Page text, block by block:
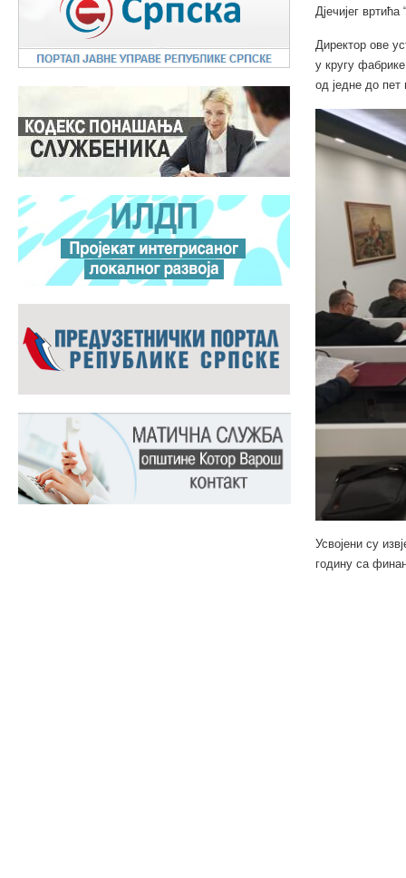
Дјечијег
Директор ове
у кругу
од једне до
Усвојени су
годину са